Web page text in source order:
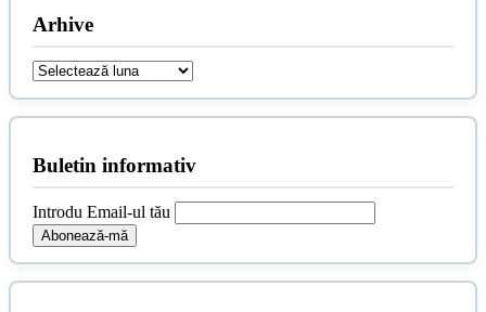
Arhive
Arhive
Buletin informativ
Introdu Email-ul tău